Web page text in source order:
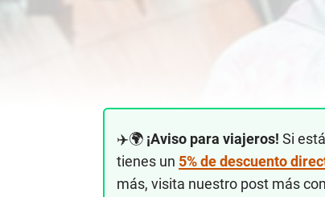
✈️🌍 ¡Aviso para viajeros! Si
tienes un 5% de descuento
más, visita nuestro post más